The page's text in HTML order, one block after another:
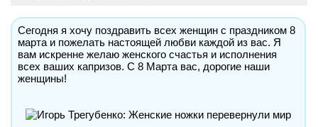
Сегодня я хочу поздравить всех женщин с праздником 8
марта и пожелать настоящей любви каждой из вас. Я
вам искренне желаю женского счастья и исполнения
всех ваших капризов. С 8 Марта вас, дорогие наши
женщины!